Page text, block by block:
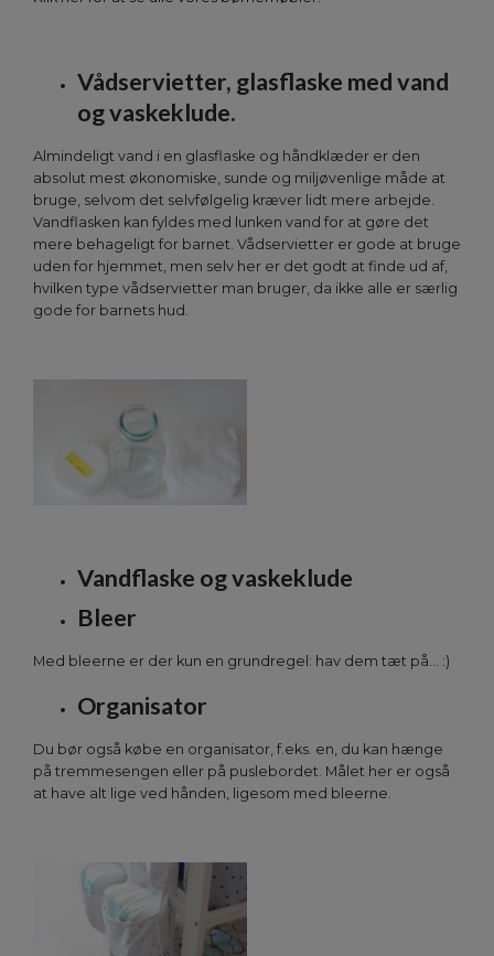
Vådservietter, glasflaske med vand
og vaskeklude.
Almindeligt vand i en glasflaske og håndklæder er den
absolut mest økonomiske, sunde og miljøvenlige måde at
bruge, selvom det selvfølgelig kræver lidt mere arbejde.
Vandflasken kan fyldes med lunken vand for at gøre det
mere behageligt for barnet. Vådservietter er gode at bruge
uden for hjemmet, men selv her er det godt at finde ud af,
hvilken type vådservietter man bruger, da ikke alle er særlig
gode for barnets hud.
Vandflaske og vaskeklude
Bleer
Med bleerne er der kun en grundregel: hav dem tæt på... :)
Organisator
Du bør også købe en organisator, f.eks. en, du kan hænge
på tremmesengen eller på puslebordet. Målet her er også
at have alt lige ved hånden, ligesom med bleerne.